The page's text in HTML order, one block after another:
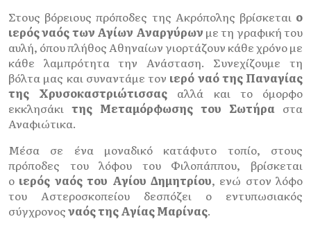
Στους βόρειους πρόποδες της Ακρόπολης βρίσκεται ο
ιερός ναός των Αγίων Αναργύρων με τη γραφική του
αυλή, όπου πλήθος Αθηναίων γιορτάζουν κάθε χρόνο με
κάθε λαμπρότητα την Ανάσταση. Συνεχίζουμε τη
βόλτα μας και συναντάμε τον ιερό ναό της Παναγίας
της Χρυσοκαστριώτισσας αλλά και το όμορφο
εκκλησάκι της Μεταμόρφωσης του Σωτήρα στα
Αναφιώτικα.
Μέσα σε ένα μοναδικό κατάφυτο τοπίο, στους
πρόποδες του λόφου του Φιλοπάππου, βρίσκεται
ο ιερός ναός του Αγίου Δημητρίου, ενώ στον λόφο
του Αστεροσκοπείου δεσπόζει ο εντυπωσιακός
σύγχρονοςναός της Αγίας Μαρίνας.